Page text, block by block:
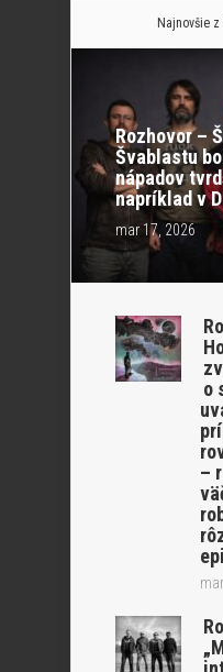
Najnovšie
Rozhovor –
Švablastu
nápadov
napríklad v
mar 17, 2026
o
–